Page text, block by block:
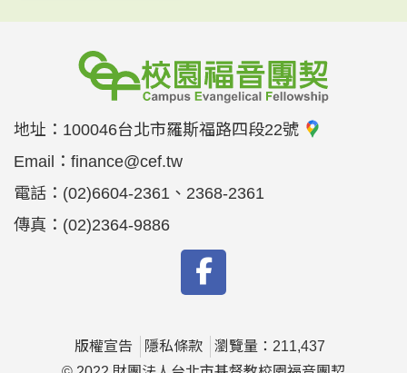
地址： 100046台北市羅斯福路四段22號
Email： finance@cef.tw
電話： (02)6604-2361、2368-2361
傳真： (02)2364-9886
版權宣告 隱私條款
瀏覽量：211,437